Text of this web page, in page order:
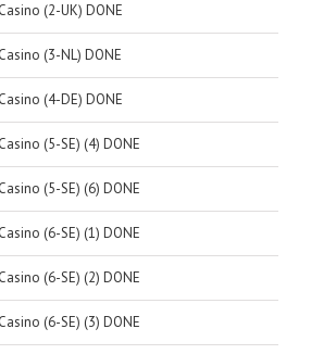
(2-UK) DONE
(3-NL) DONE
(4-DE) DONE
(5-SE) (4) DONE
(5-SE) (6) DONE
(6-SE) (1) DONE
(6-SE) (2) DONE
(6-SE) (3) DONE